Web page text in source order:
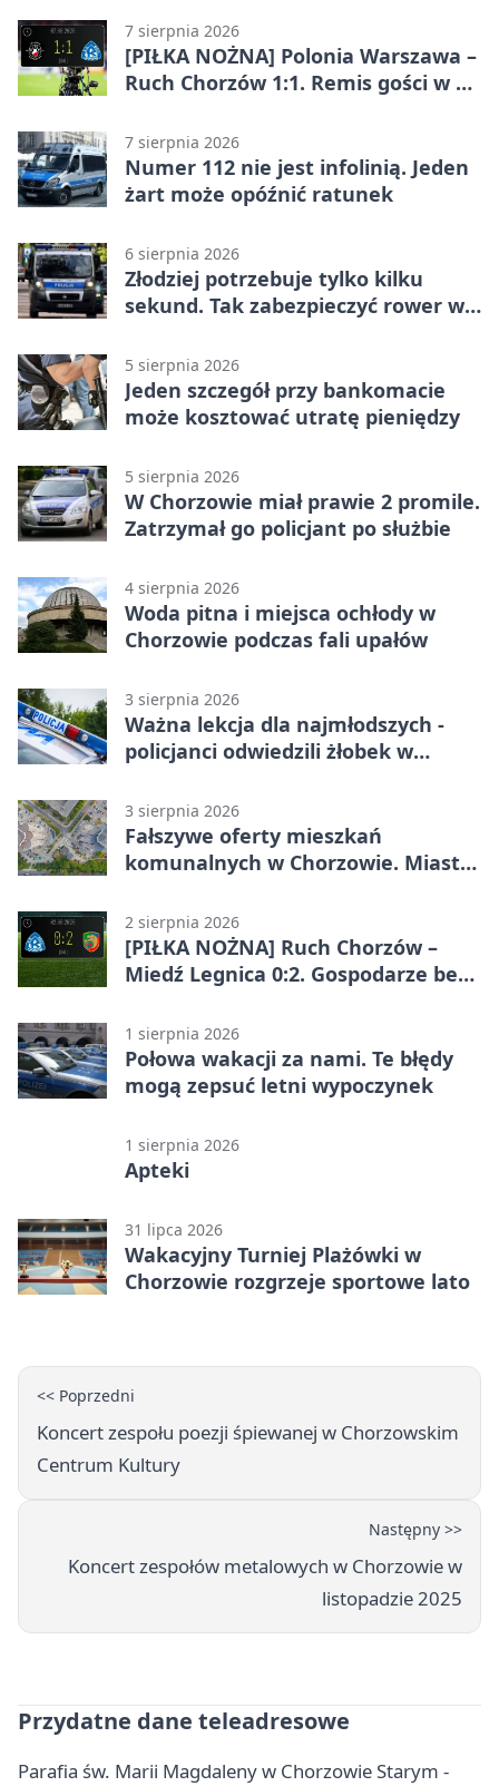
7 sierpnia 2026
[PIŁKA NOŻNA] Polonia Warszawa –
Ruch Chorzów 1:1. Remis gości w 3.
7 sierpnia 2026
Numer 112 nie jest infolinią. Jeden
żart może opóźnić ratunek
6 sierpnia 2026
Złodziej potrzebuje tylko kilku
sekund. Tak zabezpieczyć rower w
5 sierpnia 2026
Jeden szczegół przy bankomacie
może kosztować utratę pieniędzy
5 sierpnia 2026
W Chorzowie miał prawie 2 promile.
Zatrzymał go policjant po służbie
4 sierpnia 2026
Woda pitna i miejsca ochłody w
Chorzowie podczas fali upałów
3 sierpnia 2026
Ważna lekcja dla najmłodszych -
policjanci odwiedzili żłobek w
3 sierpnia 2026
Fałszywe oferty mieszkań
komunalnych w Chorzowie. Miasto
2 sierpnia 2026
[PIŁKA NOŻNA] Ruch Chorzów –
Miedź Legnica 0:2. Gospodarze bez
1 sierpnia 2026
Połowa wakacji za nami. Te błędy
mogą zepsuć letni wypoczynek
1 sierpnia 2026
Apteki
31 lipca 2026
Wakacyjny Turniej Plażówki w
Chorzowie rozgrzeje sportowe lato
<< Poprzedni
Koncert zespołu poezji śpiewanej w Chorzowskim
Centrum Kultury
Następny >>
Koncert zespołów metalowych w Chorzowie w
listopadzie 2025
Przydatne dane teleadresowe
Parafia św. Marii Magdaleny w Chorzowie Starym -